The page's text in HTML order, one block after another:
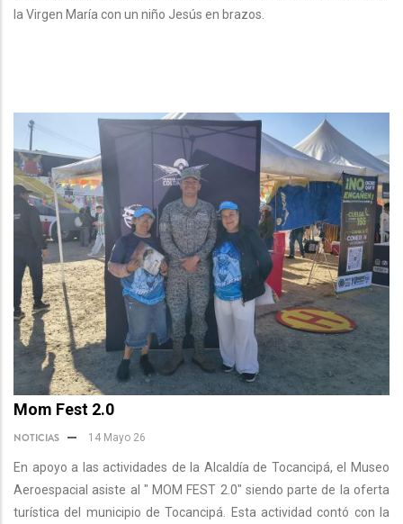
la Virgen María con un niño Jesús en brazos.
Mom Fest 2.0
NOTICIAS 14 Mayo 26
En apoyo a las actividades de la Alcaldía de Tocancipá, el Museo
Aeroespacial asiste al " MOM FEST 2.0" siendo parte de la oferta
turística del municipio de Tocancipá. Esta actividad contó con la